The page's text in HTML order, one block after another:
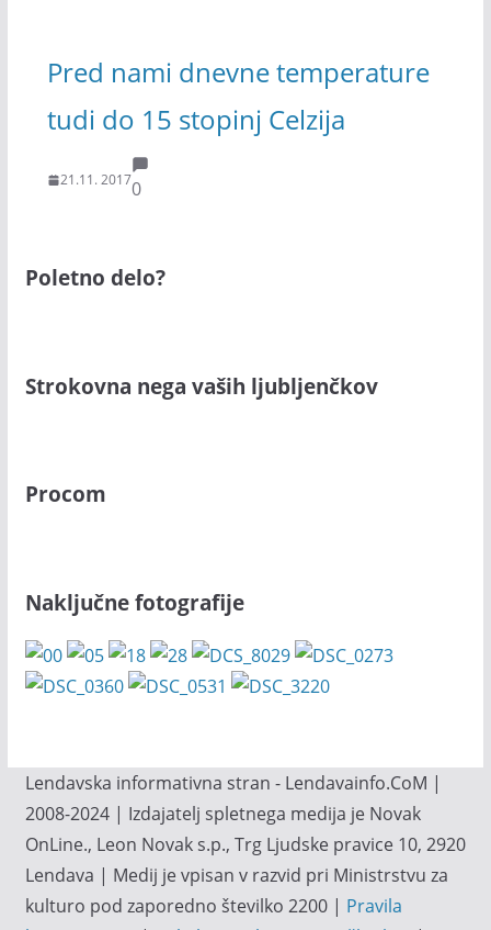
Pred nami dnevne temperature
tudi do 15 stopinj Celzija
21.11. 20170
Poletno delo?
Strokovna nega vaših ljubljenčkov
Procom
Naključne fotografije
Lendavska informativna stran - Lendavainfo.CoM |
2008-2024 | Izdajatelj spletnega medija je Novak
OnLine., Leon Novak s.p., Trg Ljudske pravice 10, 2920
Lendava | Medij je vpisan v razvid pri Ministrstvu za
kulturo pod zaporedno številko 2200 | Pravila